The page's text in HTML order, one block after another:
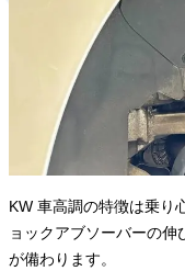
KW 車高調の特徴は乗り
ョックアブソーバーの
が備わります。